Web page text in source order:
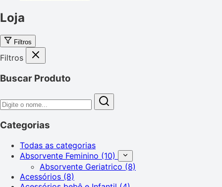
Loja
Filtros
Filtros
Buscar Produto
Categorias
Todas as categorias
Absorvente Feminino (10)
Absorvente Geriatrico (8)
Acessórios (8)